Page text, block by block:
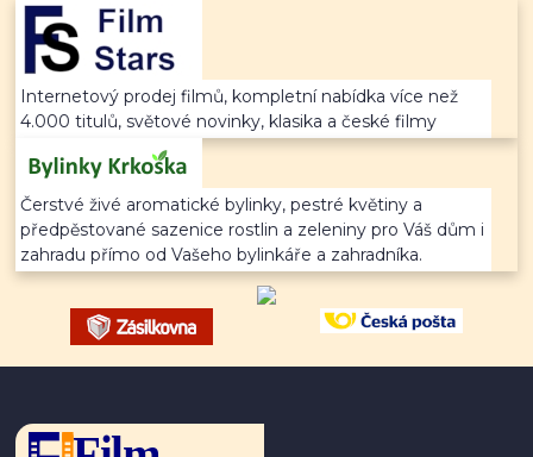
Internetový prodej filmů, kompletní nabídka více než
4.000 titulů, světové novinky, klasika a české filmy
Čerstvé živé aromatické bylinky, pestré květiny a
předpěstované sazenice rostlin a zeleniny pro Váš dům i
zahradu přímo od Vašeho bylinkáře a zahradníka.